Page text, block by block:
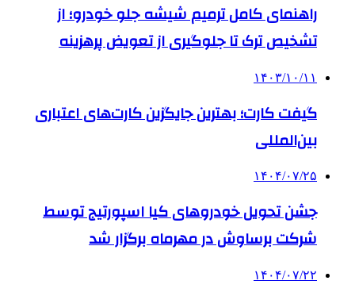
راهنمای کامل ترمیم شیشه جلو خودرو؛ از
تشخیص ترک تا جلوگیری از تعویض پرهزینه
۱۴۰۳/۱۰/۱۱
گیفت کارت؛ بهترین جایگزین کارت‌های اعتباری
بین‌المللی
۱۴۰۴/۰۷/۲۵
جشن تحویل خودروهای کیا اسپورتیج توسط
شرکت برساوش در مهرماه برگزار شد
۱۴۰۴/۰۷/۲۲